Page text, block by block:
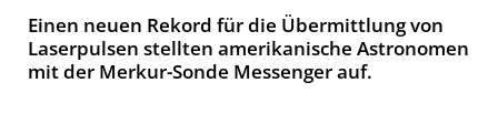
Einen neuen Rekord für die Übermittlung von
Laserpulsen stellten amerikanische Astronomen
mit der Merkur-Sonde Messenger auf.